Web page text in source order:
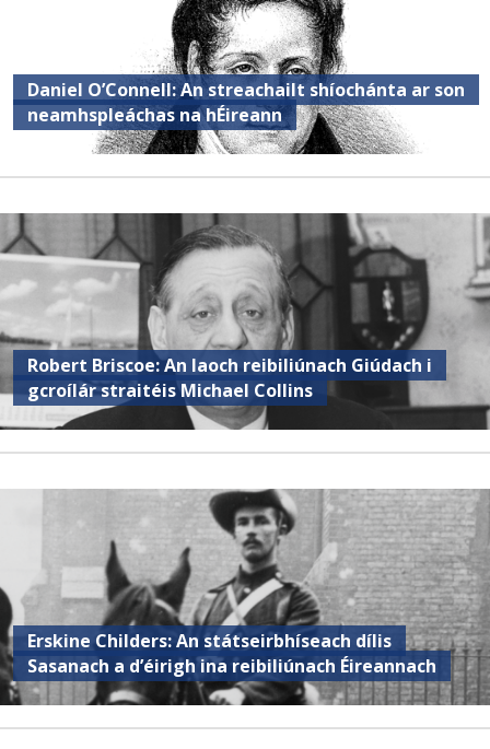
Daniel O’Connell: An streachailt shíochánta ar son
neamhspleáchas na hÉireann
Robert Briscoe: An laoch reibiliúnach Giúdach i
gcroílár straitéis Michael Collins
Erskine Childers: An státseirbhíseach dílis
Sasanach a d’éirigh ina reibiliúnach Éireannach